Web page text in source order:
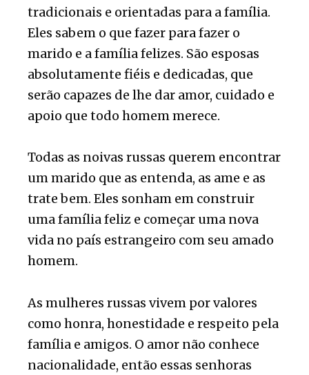
tradicionais e orientadas para a família.
Eles sabem o que fazer para fazer o
marido e a família felizes. São esposas
absolutamente fiéis e dedicadas, que
serão capazes de lhe dar amor, cuidado e
apoio que todo homem merece.
Todas as noivas russas querem encontrar
um marido que as entenda, as ame e as
trate bem. Eles sonham em construir
uma família feliz e começar uma nova
vida no país estrangeiro com seu amado
homem.
As mulheres russas vivem por valores
como honra, honestidade e respeito pela
família e amigos. O amor não conhece
nacionalidade, então essas senhoras